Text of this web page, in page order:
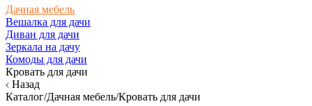
Дачная мебель
Вешалка для дачи
Диван для дачи
Зеркала на дачу
Комоды для дачи
Кровать для дачи
Назад
Каталог/Дачная мебель/Кровать для дачи